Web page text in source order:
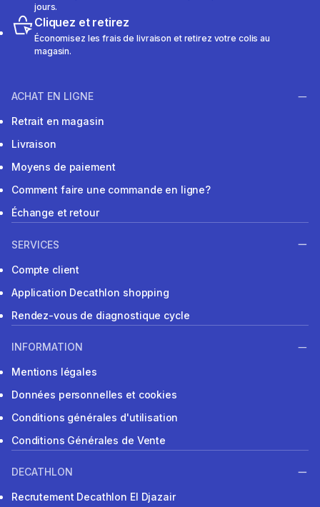
jours.
Cliquez et retirez
Économisez les frais de livraison et retirez votre colis au
magasin.
ACHAT EN LIGNE
Retrait en magasin
Livraison
Moyens de paiement
Comment faire une commande en ligne?
Échange et retour
SERVICES
Compte client
Application Decathlon shopping
Rendez-vous de diagnostique cycle
INFORMATION
Mentions légales
Données personnelles et cookies
Conditions générales d'utilisation
Conditions Générales de Vente
DECATHLON
Recrutement Decathlon El Djazair